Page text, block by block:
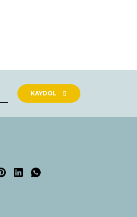
KAYDOL